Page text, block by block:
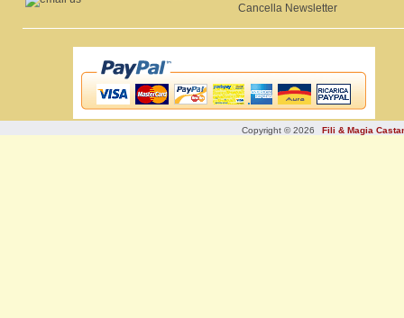
Cancella Newsletter
Copyright © 2026 Fili & Magia